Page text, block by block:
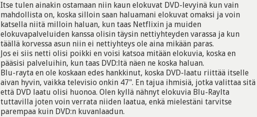
Itse tulen ainakin ostamaan niin kaun elokuvat DVD-levyinä kun vain
mahdollista on, koska silloin saan haluamani elokuvat omaksi ja voin
katsella niitä milloin haluan, kun taas Netflixin ja muiden
elokuvapalveluiden kanssa olisin täysin nettiyhteyden varassa ja kun
täällä korvessa asun niin ei nettiyhteys ole aina mikään paras.
Jos ei siis netti olisi poikki en voisi katsoa mitään elokuvia, koska en
pääsisi palveluihin, kun taas DVD:ltä näen ne koska haluan.
Blu-rayta en ole koskaan edes hankkinut, koska DVD-laatu riittää itselle
aivan hyvin, vaikka televisio onkin 47". En tajua ihmisiä, jotka valittaa sitä
että DVD laatu olisi huonoa. Olen kyllä nähnyt elokuvia Blu-Raylta
tuttavilla joten voin verrata niiden laatua, enkä mielestäni tarvitse
parempaa kuin DVD:n kuvanlaadun.